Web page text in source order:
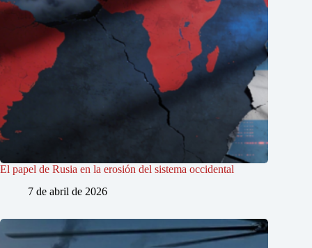
El papel de Rusia en la erosión del sistema occidental
7 de abril de 2026